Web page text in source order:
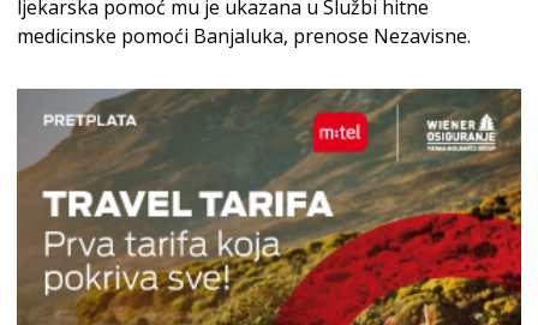
ljekarska pomoć mu je ukazana u Službi hitne
medicinske pomoći Banjaluka, prenose Nezavisne.